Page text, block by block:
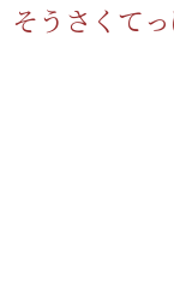
そうさくて